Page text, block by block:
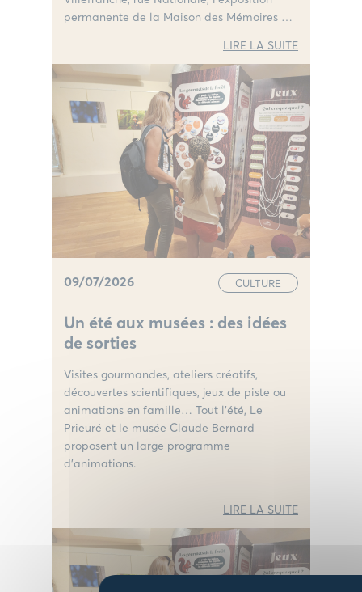
permanente de la Maison des Mémoires en
LIRE LA SUITE
09/07/2026 CULTURE
Un été aux musées : des idées
de sorties
Visites gourmandes, ateliers créatifs,
découvertes scientifiques, jeux de piste ou
animations en famille… Tout l’été, Le
Prieuré et le musée Claude Bernard
proposent un large programme
d’animations.
LIRE LA SUITE